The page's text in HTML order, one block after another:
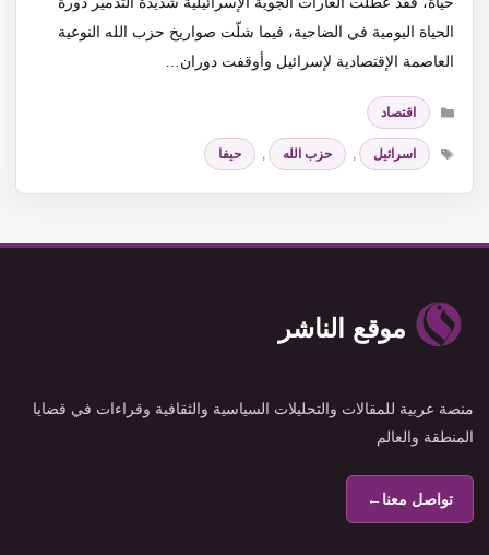
الحياة اليومية في الضاحية، فيما شلّت صواريخ حزب الله النوعية
العاصمة الإقتصادية لإسرائيل وأوقفت دوران…
التصنيفات
اقتصاد
الوسوم
اسرائيل , حزب الله , حيفا
موقع الناشر
منصة عربية للمقالات والتحليلات السياسية والثقافية وقراءات في قضايا
المنطقة والعالم
تواصل معنا←